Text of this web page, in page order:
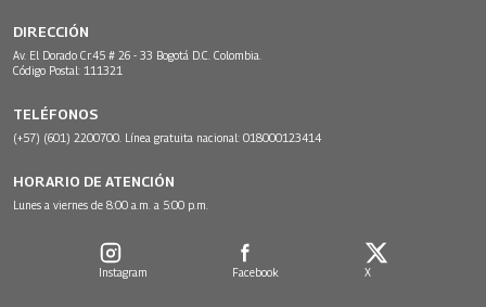
DIRECCIÓN
Av. El Dorado Cr.45 # 26 - 33 Bogotá D.C. Colombia.
Código Postal: 111321
TELÉFONOS
(+57) (601) 2200700. Línea gratuita nacional: 018000123414
HORARIO DE ATENCIÓN
Lunes a viernes de 8:00 a.m. a 5:00 p.m.
Instagram Facebook X